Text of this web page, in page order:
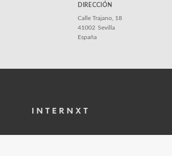
DIRECCIÓN
Calle Trajano, 18
41002 Sevilla
España